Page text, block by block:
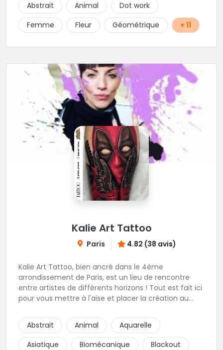
Abstrait
Animal
Dot work
Femme
Fleur Géométrique + 11
Kalie Art Tattoo
Paris 4.82 (38 avis)
Kalie Art Tattoo, bien ancré dans le 4ème
arrondissement de Paris, est un lieu de rencontre
entre artistes de différents horizons ! Tout est fait ici
pour vous mettre à l'aise et placer la création au
Abstrait
Animal
Aquarelle
Asiatique
Biomécanique
Blackout